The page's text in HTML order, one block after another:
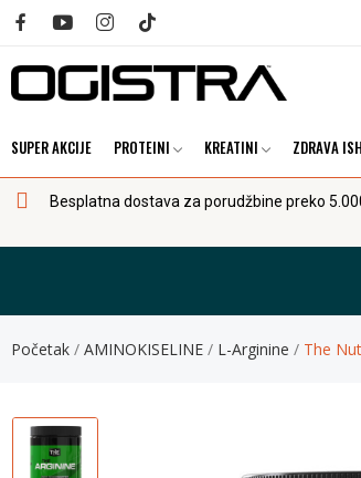
SUPER AKCIJE PROTEINI KREATINI ZDRAVA
Besplatna dostava za porudžbine preko
Početak AMINOKISELINE L-Arginine The